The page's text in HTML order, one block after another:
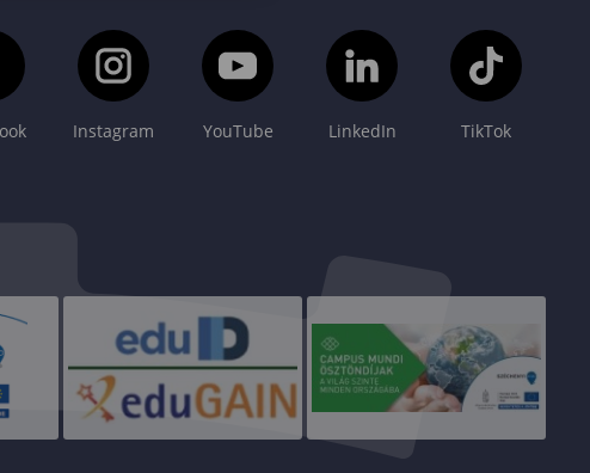
Instagram YouTube LinkedIn TikTok